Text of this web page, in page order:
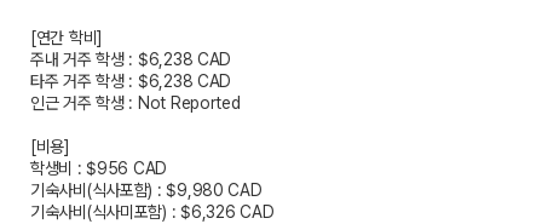
[연간 학비]
주내 거주 학생 : $6,238 CAD
타주 거주 학생 : $6,238 CAD
인근 거주 학생 : Not Reported
[비용]
학생비 : $956 CAD
기숙사비(식사포함) : $9,980 CAD
기숙사비(식사미포함) : $6,326 CAD